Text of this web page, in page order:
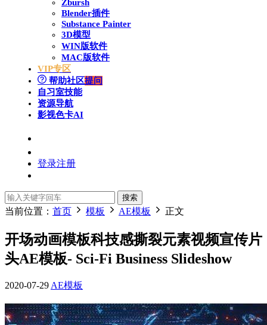
Zbursh
Blender插件
Substance Painter
3D模型
WIN版软件
MAC版软件
VIP专区
帮助社区提问
自习室技能
资源导航
影视色卡AI
登录注册
搜索
当前位置： 首页 模板 AE模板 正文
开场动画模板科技感撕裂元素视频宣传片
头AE模板- Sci-Fi Business Slideshow
2020-07-29AE模板